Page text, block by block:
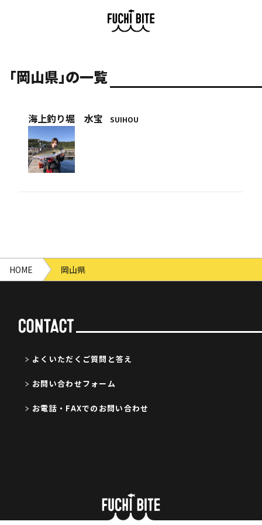
「岡山県」の一覧
海上釣り堀 水宝 SUIHOU
HOME 岡山県
よくいただくご質問と答え
お問い合わせフォーム
お電話・FAXでのお問い合わせ